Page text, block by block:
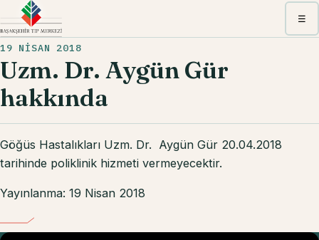
☰
19 NISAN 2018
Uzm. Dr. Aygün Gür
hakkında
Göğüs Hastalıkları Uzm. Dr. Aygün Gür 20.04.2018
tarihinde poliklinik hizmeti vermeyecektir.
Yayınlanma: 19 Nisan 2018